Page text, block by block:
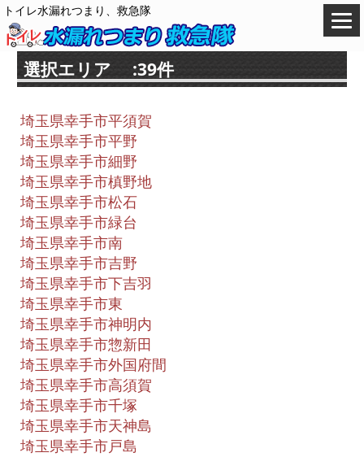
トイレ水漏れつまり、救急隊
選択エリア :39件
埼玉県幸手市平須賀
埼玉県幸手市平野
埼玉県幸手市細野
埼玉県幸手市槙野地
埼玉県幸手市松石
埼玉県幸手市緑台
埼玉県幸手市南
埼玉県幸手市吉野
埼玉県幸手市下吉羽
埼玉県幸手市東
埼玉県幸手市神明内
埼玉県幸手市惣新田
埼玉県幸手市外国府間
埼玉県幸手市高須賀
埼玉県幸手市千塚
埼玉県幸手市天神島
埼玉県幸手市戸島